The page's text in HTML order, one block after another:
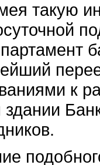
такую
к
здании